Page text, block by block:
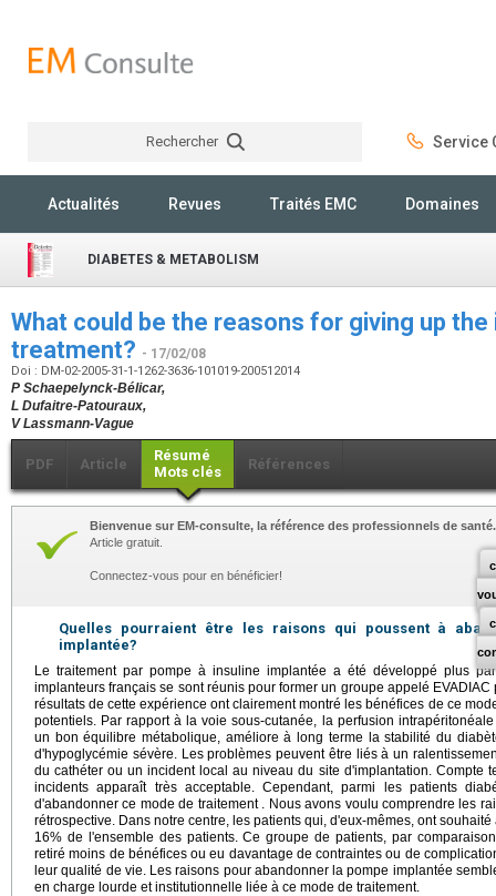
Rechercher Service
Actualités Revues Traités EMC Domaines
DIABETES & METABOLISM
What could be the reasons for giving up the
treatment? - 17/02/08
Doi : DM-02-2005-31-1-1262-3636-101019-200512014
P Schaepelynck-Bélicar,
L Dufaitre-Patouraux,
V Lassmann-Vague
PDF Article
Résumé
Mots clés
Références
Bienvenue sur EM-consulte, la référence des professionnels de santé.
Article gratuit.
Connectez-vous pour en bénéficier!
Quelles pourraient être les raisons qui poussent à
implantée?
Le traitement par pompe à insuline implantée a été développé plus
implanteurs français se sont réunis pour former un groupe appelé
résultats de cette expérience ont clairement montré les bénéfices de ce
potentiels. Par rapport à la voie sous-cutanée, la perfusion
un bon équilibre métabolique, améliore à long terme la stabilité du
d'hypoglycémie sévère. Les problèmes peuvent être liés à un
du cathéter ou un incident local au niveau du site d'implantation. Compte
incidents apparaît très acceptable. Cependant, parmi les patients
d'abandonner ce mode de traitement . Nous avons voulu comprendre les
rétrospective. Dans notre centre, les patients qui, d'eux-mêmes, ont
16% de l'ensemble des patients. Ce groupe de patients, par
retiré moins de bénéfices ou eu davantage de contraintes ou de
leur qualité de vie. Les raisons pour abandonner la pompe implantée
en charge lourde et institutionnelle liée à ce mode de traitement.